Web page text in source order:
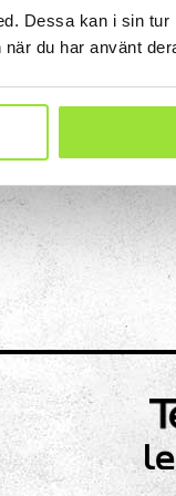
Dessa kan i sin tur
du har använt
att du
via experiment